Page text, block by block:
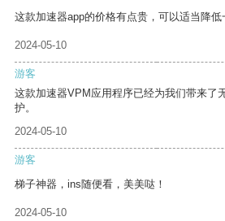
这款加速器app的价格有点贵，可以适当降低
2024-05-10
游客
这款加速器VPM应用程序已经为我们带来了
护。
2024-05-10
游客
梯子神器，ins随便看，美美哒！
2024-05-10